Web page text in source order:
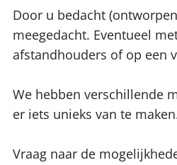
Door u bedacht
meegedacht. Eventueel
afstandhouders of op een
We hebben verschillende
er iets unieks van te
Vraag naar de